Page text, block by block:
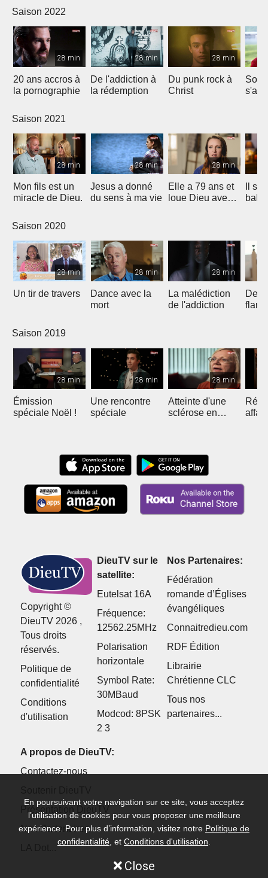
Christ
Saison 2022
28 min
20 ans accros à
la pornographie
28 min
De l'addiction à
la rédemption
28 min
Du punk rock à
Christ
Son
Saison 2021
28 min
Mon fils est un
miracle de Dieu.
28 min
Jesus a donné
du sens à ma vie
28 min
Elle a 79 ans et
loue Dieu avec
Il
bale
Saison 2020
28 min
Un tir de travers
28 min
Dance avec la
mort
28 min
La malédiction
de l'addiction
Saison 2019
28 min
Émission
spéciale Noël !
28 min
Une rencontre
spéciale
28 min
Atteinte d'une
sclérose en
Copyright ©
DieuTV 2026 ,
Tous droits
réservés.
Politique de
confidentialité
Conditions
d'utilisation
DieuTV sur le
satellite:
Eutelsat 16A
Fréquence:
12562.25MHz
Polarisation
horizontale
Symbol Rate:
30MBaud
Modcod: 8PSK
2 3
Nos Partenaires:
Fédération
romande d’Églises
évangéliques
Connaitredieu.com
RDF Édition
Librairie
Chrétienne CLC
Tous nos
partenaires...
A propos de DieuTV:
Contactez-nous
Présentation DieuTV
Nos Partenaires
En poursuivant votre navigation sur ce site, vous acceptez
l’utilisation de cookies pour vous proposer une meilleure
expérience. Pour plus d’information, visitez notre Politique de
confidentialité , et Conditions d'utilisation